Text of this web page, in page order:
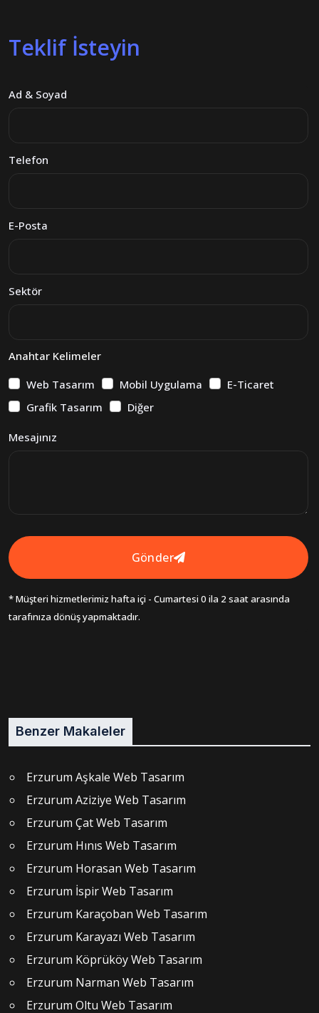
Teklif İsteyin
Ad & Soyad
Telefon
E-Posta
Sektör
Anahtar Kelimeler
Web Tasarım
Mobil Uygulama
E-Ticaret
Grafik Tasarım
Diğer
Mesajınız
Gönder
* Müşteri hizmetlerimiz hafta içi - Cumartesi 0 ila 2 saat arasında
tarafınıza dönüş yapmaktadır.
Benzer Makaleler
Erzurum Aşkale Web Tasarım
Erzurum Aziziye Web Tasarım
Erzurum Çat Web Tasarım
Erzurum Hınıs Web Tasarım
Erzurum Horasan Web Tasarım
Erzurum İspir Web Tasarım
Erzurum Karaçoban Web Tasarım
Erzurum Karayazı Web Tasarım
Erzurum Köprüköy Web Tasarım
Erzurum Narman Web Tasarım
Erzurum Oltu Web Tasarım